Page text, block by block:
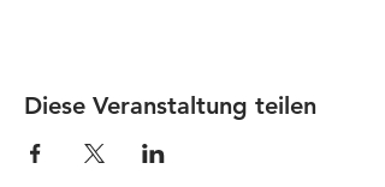
Diese Veranstaltung teilen